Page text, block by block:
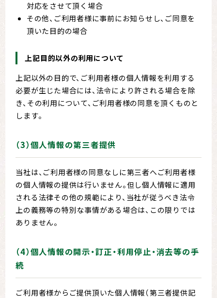
対応をさせて頂く場合
その他、ご利用者様に事前にお知らせし、ご同意を
頂いた目的の場合
上記目的以外の利用について
上記以外の目的で、ご利用者様の個人情報を利用する
必要が生じた場合には、法令により許される場合を除
き、その利用について、ご利用者様の同意を頂くものと
します。
（3）個人情報の第三者提供
当社は、ご利用者様の同意なしに第三者へご利用者様
の個人情報の提供は行いません。但し個人情報に適用
される法律その他の規範により、当社が従うべき法令
上の義務等の特別な事情がある場合は、この限りでは
ありません。
（4）個人情報の開示・訂正・利用停止・消去等の手
続
ご利用者様からご提供頂いた個人情報（第三者提供記